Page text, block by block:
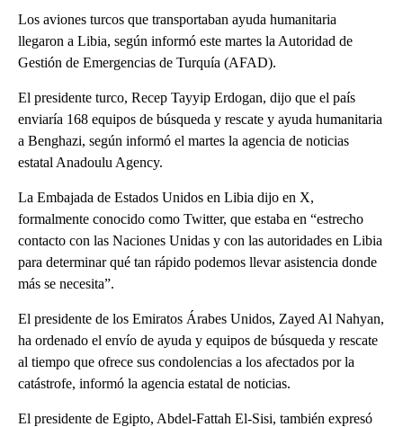
Los aviones turcos que transportaban ayuda humanitaria
llegaron a Libia, según informó este martes la Autoridad de
Gestión de Emergencias de Turquía (AFAD).
El presidente turco, Recep Tayyip Erdogan, dijo que el país
enviaría 168 equipos de búsqueda y rescate y ayuda humanitaria
a Benghazi, según informó el martes la agencia de noticias
estatal Anadoulu Agency.
La Embajada de Estados Unidos en Libia dijo en X,
formalmente conocido como Twitter, que estaba en “estrecho
contacto con las Naciones Unidas y con las autoridades en Libia
para determinar qué tan rápido podemos llevar asistencia donde
más se necesita”.
El presidente de los Emiratos Árabes Unidos, Zayed Al Nahyan,
ha ordenado el envío de ayuda y equipos de búsqueda y rescate
al tiempo que ofrece sus condolencias a los afectados por la
catástrofe, informó la agencia estatal de noticias.
El presidente de Egipto, Abdel-Fattah El-Sisi, también expresó